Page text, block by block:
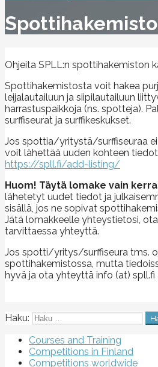
Ohjeita SPLL:n spottihakemiston
Spottihakemistosta voit hakea
leijalautailuun ja siipilautailuun
harrastuspaikkoja (ns. spotteja).
surffiseurat ja surffikeskukset.
Jos spottia/yritystä/surffiseuraa
voit lähettää uuden kohteen
https://spll.fi/add-listing/
Huom! Täytä lomake vain
lähetetyt uudet tiedot ja
sisällä, jos ne sopivat
Jätä lomakkeelle yhteystietosi,
tarvittaessa yhteyttä.
Jos spotti/yritys/surffiseura tms.
spottihakemistossa, mutta
hyvä ja ota yhteyttä info (at) spll.fi
Haku:
Courses and Training
Competitions in Finland
Competitions worldwide